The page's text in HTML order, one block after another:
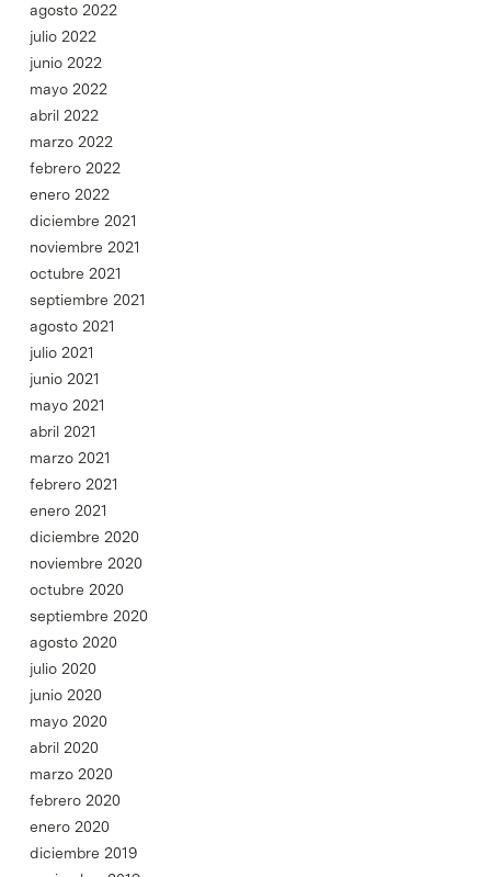
agosto 2022
julio 2022
junio 2022
mayo 2022
abril 2022
marzo 2022
febrero 2022
enero 2022
diciembre 2021
noviembre 2021
octubre 2021
septiembre 2021
agosto 2021
julio 2021
junio 2021
mayo 2021
abril 2021
marzo 2021
febrero 2021
enero 2021
diciembre 2020
noviembre 2020
octubre 2020
septiembre 2020
agosto 2020
julio 2020
junio 2020
mayo 2020
abril 2020
marzo 2020
febrero 2020
enero 2020
diciembre 2019